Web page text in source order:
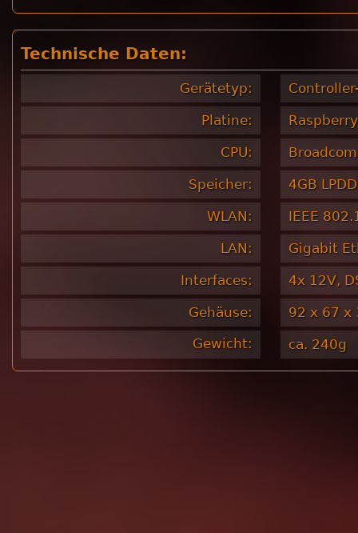
Technische Daten:
Gerätetyp:
Platine:
CPU:
Speicher:
4GB
WLAN:
IEEE
LAN:
Gigabit
Interfaces:
4x 12V,
Gehäuse:
92 x 67 x
Gewicht:
ca. 240g